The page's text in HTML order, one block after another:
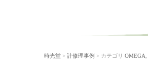
時光堂 > 計修理事例 > カテゴリ OMEGA